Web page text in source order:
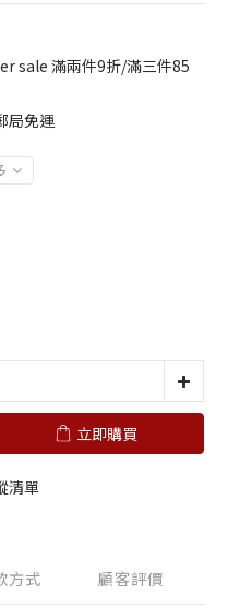
sale 滿兩件9折/滿三件85
局免運
立即購買
清單
方式 顧客評價